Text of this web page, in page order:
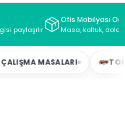
paylaşılır
Ofis Mobilyası
Masa, koltuk,
MASALARI